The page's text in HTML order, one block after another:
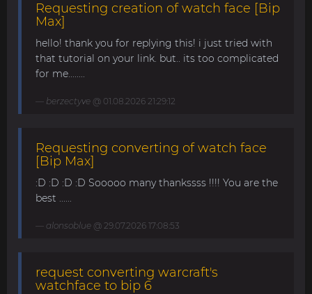
Requesting creation of watch face [Bip
Max]
hello! thank you for replying this! i just tried with
that tutorial on your link. but.. its too complicated
for me........
berzectyve @ 01.08.2026 21:29:12
Requesting converting of watch face
[Bip Max]
:D :D :D :D Sooooo many thankssss !!!! You are the
best ......
alonsoblue @ 29.07.2026 17:08:53
request converting warcraft's
watchface to bip 6